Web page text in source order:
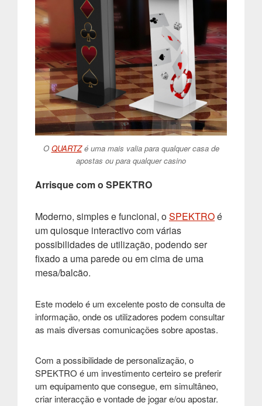
O QUARTZé uma mais valia para qualquer casa de
apostas ou para qualquer casino
Arrisque com o SPEKTRO
Moderno, simples e funcional, oSPEKTROé
um quiosque interactivo com várias
possibilidades de utilização, podendo ser
fixado a uma parede ou em cima de uma
mesa/balcão.
Este modelo é um excelente posto de consulta de
informação, onde os utilizadores podem consultar
as mais diversas comunicações sobre apostas.
Com a possibilidade de personalização, o
SPEKTRO é um investimento certeiro se preferir
um equipamento que consegue, em simultâneo,
criar interacção e vontade de jogar e/ou apostar.